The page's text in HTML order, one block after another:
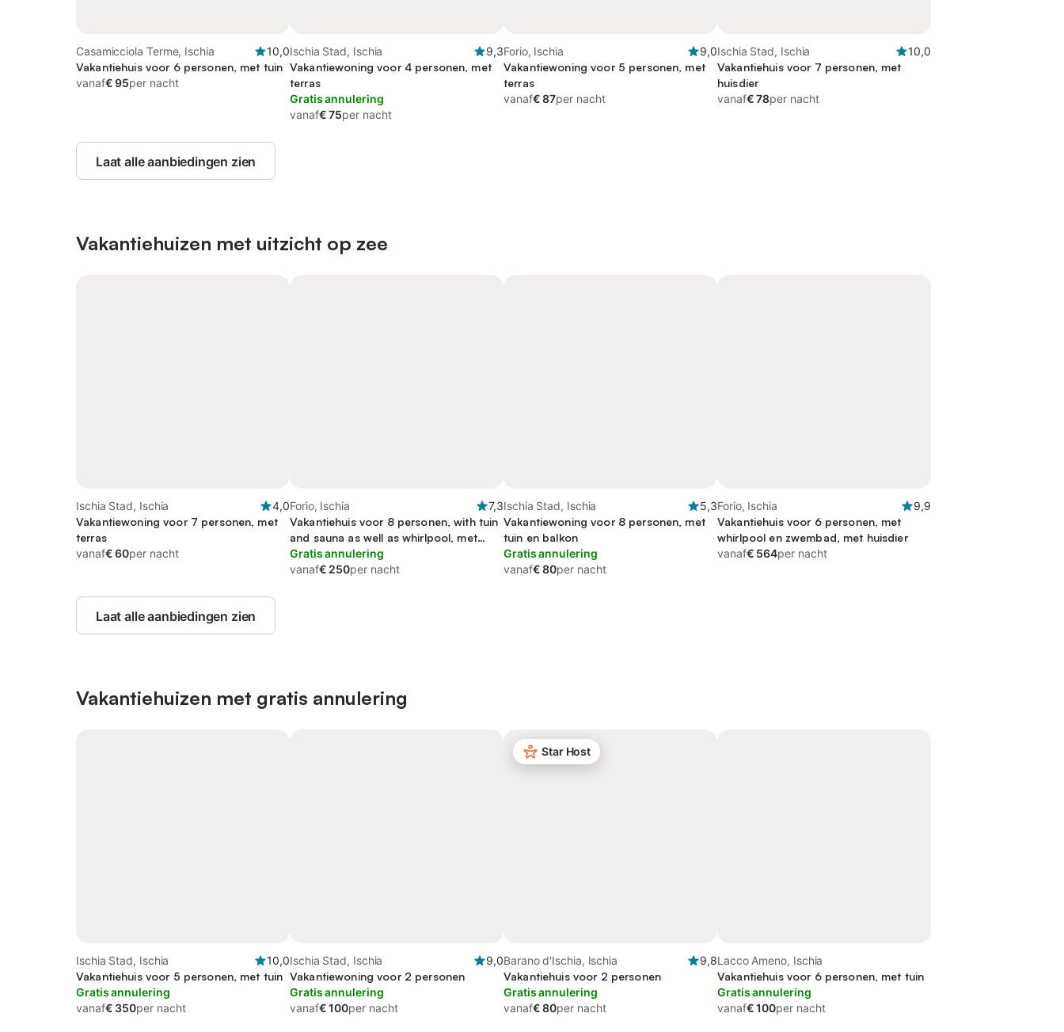
Casamicciola Terme, Ischia
10,0
Vakantiehuis voor 6 personen, met tuin
vanaf€ 95per nacht
Ischia Stad, Ischia
9,3
Vakantiewoning voor 4 personen, met
terras
Gratis annulering
vanaf€ 75per nacht
Forio, Ischia
9,0
Vakantiewoning voor 5 personen, met
terras
vanaf€ 87per nacht
Ischia Stad, Ischia
10,0
Vakantiehuis voor 7 personen, met
huisdier
vanaf€ 78per nacht
Laat alle aanbiedingen zien
Vakantiehuizen met uitzicht op zee
Ischia Stad, Ischia
4,0
Vakantiewoning voor 7 personen, met
terras
vanaf€ 60per nacht
Forio, Ischia
7,3
Vakantiehuis voor 8 personen, with tuin
and sauna as well as whirlpool, met
huisdier
Gratis annulering
vanaf€ 250per nacht
Ischia Stad, Ischia
5,3
Vakantiewoning voor 8 personen, met
tuin en balkon
Gratis annulering
vanaf€ 80per nacht
Forio, Ischia
9,9
Vakantiehuis voor 6 personen, met
whirlpool en zwembad, met huisdier
vanaf€ 564per nacht
Laat alle aanbiedingen zien
Vakantiehuizen met gratis annulering
Ischia Stad, Ischia
10,0
Vakantiehuis voor 5 personen, met tuin
Gratis annulering
vanaf€ 350per nacht
Ischia Stad, Ischia
9,0
Vakantiewoning voor 2 personen
Gratis annulering
vanaf€ 100per nacht
Star Host
Barano d'Ischia, Ischia
9,8
Vakantiehuis voor 2 personen
Gratis annulering
vanaf€ 80per nacht
Lacco Ameno, Ischia
Vakantiehuis voor 6 personen, met tuin
Gratis annulering
vanaf€ 100per nacht